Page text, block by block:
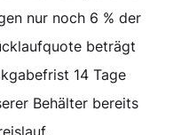
nur noch 6 % der
beträgt
14 Tage
Behälter bereits